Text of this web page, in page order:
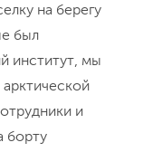
на берегу
был
институт, мы
и
борту